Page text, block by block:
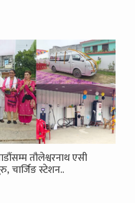
तौलेश्वरनाथ एसी
चार्जिङ स्टेशन..